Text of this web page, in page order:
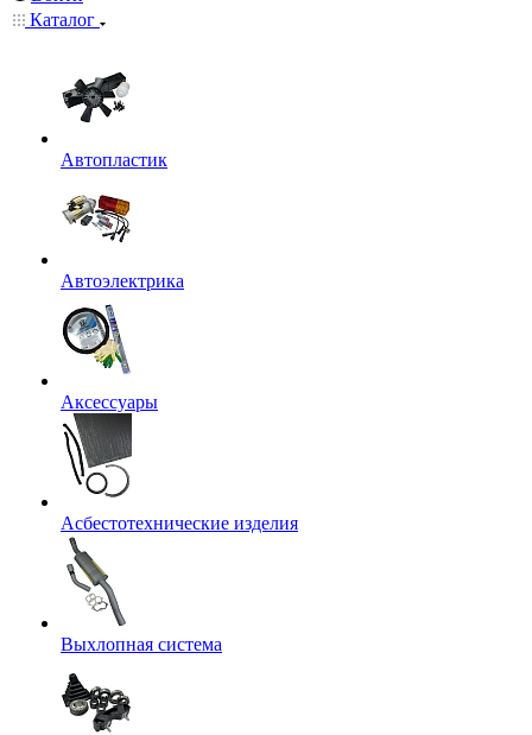
Каталог
Автопластик
Автоэлектрика
Аксессуары
Асбестотехнические изделия
Выхлопная система